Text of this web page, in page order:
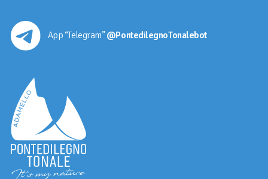
App “Telegram”@PontedilegnoTonalebot